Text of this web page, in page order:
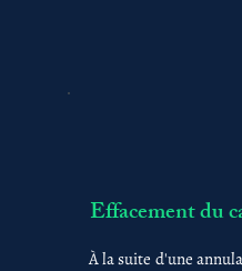
Effacement du
À la suite d'une